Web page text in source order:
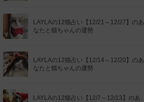
LAYLAの12猫占い【12/21～12/27】のあ
なたと猫ちゃんの運勢
LAYLAの12猫占い【12/14～12/20】のあ
なたと猫ちゃんの運勢
LAYLAの12猫占い【12/7～12/13】のあ